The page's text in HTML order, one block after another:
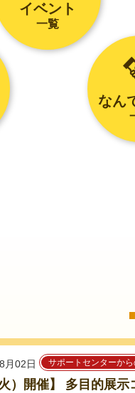
イベント
一覧
なん
月02日 サポートセンターか
）開催】 多目的展示